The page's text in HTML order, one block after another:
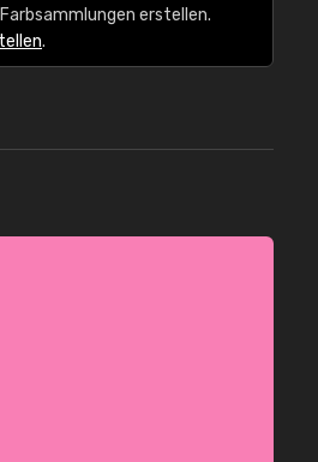
erstellen.
.